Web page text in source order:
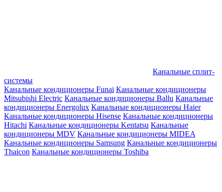
Канальные сплит-
системы
Канальные кондиционеры Funai Канальные кондиционеры
Mitsubishi Electric Канальные кондиционеры Ballu Канальные
кондиционеры Energolux Канальные кондиционеры Haier
Канальные кондиционеры Hisense Канальные кондиционеры
Hitachi Канальные кондиционеры Kentatsu Канальные
кондиционеры MDV Канальные кондиционеры MIDEA
Канальные кондиционеры Samsung Канальные кондиционеры
Thaicon Канальные кондиционеры Toshiba